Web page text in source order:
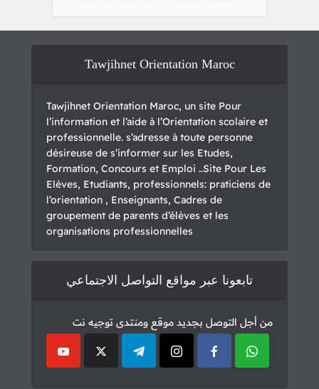
Tawjihnet Orientation Maroc
Tawjihnet Orientation Maroc, un site Pour
l’information et l’aide à l’Orientation scolaire et
professionnelle. s’adresse à toute personne
désireuse de s’informer sur les Etudes,
Formation, Concours et Emploi ..Site Pour Les
Elèves, Etudiants, professionnels: praticiens de
l’orientation , Enseignants, Cadres de
groupement de parents d’élèves et les
organisations professionnelles
تابعونا عبر مواقع التواصل الاجتماعي
من أجل التوصل بجديد موقع ومنتدى توجيه نت